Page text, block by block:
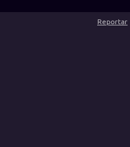
Reportar